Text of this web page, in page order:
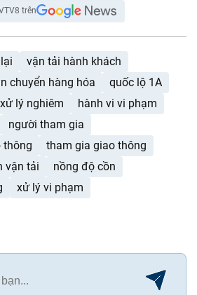
trên
vận tải hành khách
chuyển hàng hóa
quốc lộ 1A
xử lý nghiêm
hành vi vi phạm
người tham gia
thông
tham gia giao thông
vận tải
nồng độ cồn
xử lý vi phạm